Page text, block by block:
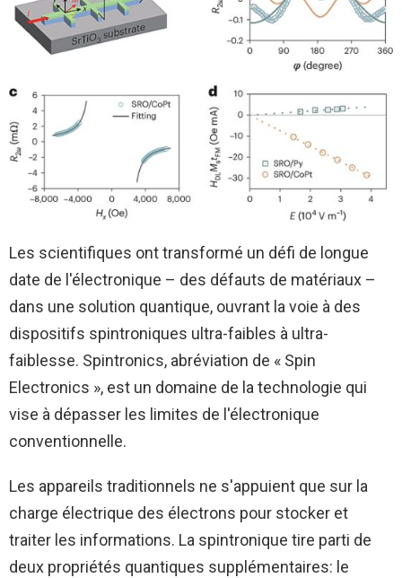
Les scientifiques ont transformé un défi de longue
date de l'électronique – des défauts de matériaux –
dans une solution quantique, ouvrant la voie à des
dispositifs spintroniques ultra-faibles à ultra-
faiblesse. Spintronics, abréviation de « Spin
Electronics », est un domaine de la technologie qui
vise à dépasser les limites de l'électronique
conventionnelle.
Les appareils traditionnels ne s'appuient que sur la
charge électrique des électrons pour stocker et
traiter les informations. La spintronique tire parti de
deux propriétés quantiques supplémentaires: le